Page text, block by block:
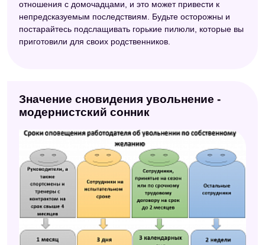
отношения с домочадцами, и это может привести к
непредсказуемым последствиям. Будьте осторожны и
постарайтесь подслащивать горькие пилюли, которые вы
приготовили для своих родственников.
Значение сновидения увольнение -
модернистский сонник